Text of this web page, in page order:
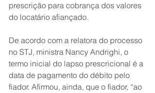
prescrição para cobrança dos valores
do locatário afiançado.
De acordo com a relatora do processo
no STJ, ministra Nancy Andrighi, o
termo inicial do lapso prescricional é a
data de pagamento do débito pelo
fiador. Afirmou, ainda, que o fiador, “ao